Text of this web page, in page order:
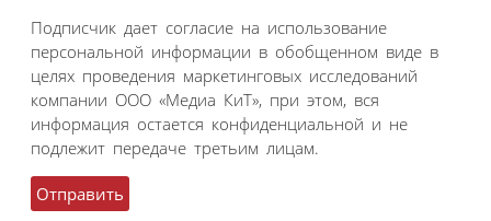
Подписчик дает согласие на использование
персональной информации в обобщенном виде в
целях проведения маркетинговых исследований
компании ООО «Медиа КиТ», при этом, вся
информация остается конфиденциальной и не
подлежит передаче третьим лицам.